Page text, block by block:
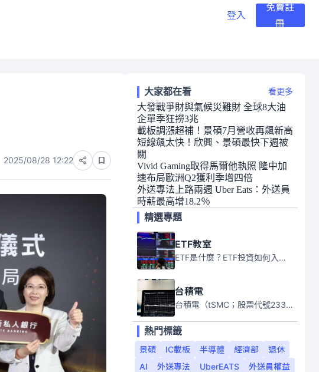
登入
免費註
冊
2025/08/28 12:22
大家都在看 看更多
大發戰爭財與氣候災難財 全球8大油
企單季狂撈3兆
載板調漲超補！景碩7月營收再飆新高
短線飆太快！欣興、景碩最快下週被
關
Vivid Gaming取得馬爾他執照 隆中加
速布局歐洲Q2獲利季增四倍
外送專法上路兩週 Uber Eats：外送員
時薪最高增18.2％
精選專題
ETF教室
ETF是什麼？ETF投資如何入門？本系列專題文章將會告訴你新手必須知道的ETF基礎知識。
台積電
台積電（tSMC；股票代號2330）是全球領先的半導體代工公司，成立於1987年，總部位於台灣新竹。且已於美國、日本、德國及中國設廠，台積電是全球首家專業積體電路製造服務公司，也是全球最先進和最大規模的半導體代工廠。
熱門標籤
景碩
IC載板 半導體 經濟部
退休
AI
外送專法 UberEATS
外送員權益